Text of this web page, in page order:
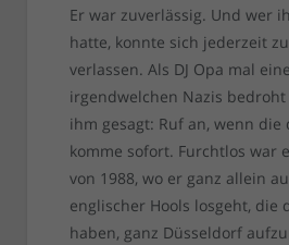
Er war zuverlässig. Und wer
hatte, konnte sich jederzeit
verlassen. Als DJ Opa mal
irgendwelchen Nazis
ihm gesagt: Ruf an, wenn die
komme sofort. Furchtlos war
von 1988, wo er ganz allein
englischer Hools losgeht, die
haben, ganz Düsseldorf